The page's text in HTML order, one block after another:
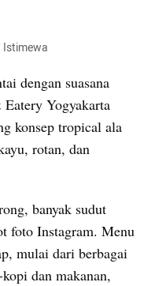
Istimewa
dengan suasana
Yogyakarta
konsep tropical ala
rotan, dan
banyak sudut
foto Instagram. Menu
mulai dari berbagai
dan makanan,